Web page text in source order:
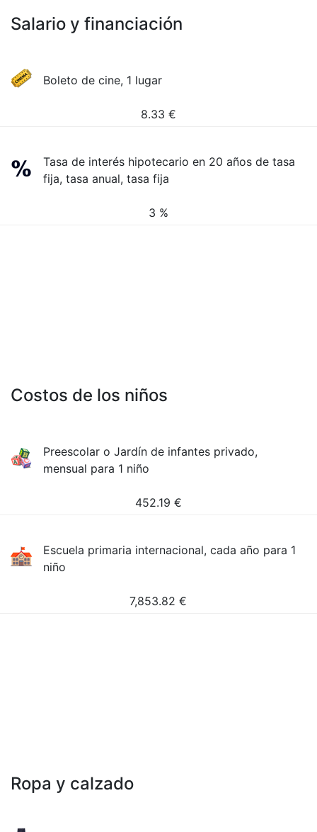
Salario y financiación
Boleto de cine, 1 lugar
8.33 €
Tasa de interés hipotecario en 20 años de tasa
fija, tasa anual, tasa fija
3 %
Costos de los niños
Preescolar o Jardín de infantes privado,
mensual para 1 niño
452.19 €
Escuela primaria internacional, cada año para 1
niño
7,853.82 €
Ropa y calzado